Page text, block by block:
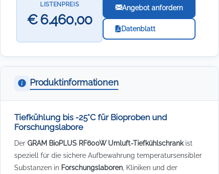
LISTENPREIS
€ 6.460,00
Angebot anfordern
Datenblatt
Produktinformationen
Tiefkühlung bis -25°C für Bioproben und
Forschungslabore
Der GRAM BioPLUS RF600W Umluft-Tiefkühlschrankist
speziell für die sichere Aufbewahrung temperatursensibler
Substanzen in Forschungslaboren , Kliniken und der